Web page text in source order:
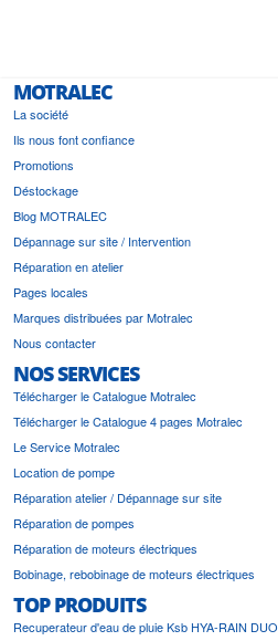
MOTRALEC
La société
Ils nous font confiance
Promotions
Déstockage
Blog MOTRALEC
Dépannage sur site / Intervention
Réparation en atelier
Pages locales
Marques distribuées par Motralec
Nous contacter
NOS SERVICES
Télécharger le Catalogue Motralec
Télécharger le Catalogue 4 pages Motralec
Le Service Motralec
Location de pompe
Réparation atelier / Dépannage sur site
Réparation de pompes
Réparation de moteurs électriques
Bobinage, rebobinage de moteurs électriques
TOP PRODUITS
Recuperateur d'eau de pluie Ksb HYA-RAIN DUO